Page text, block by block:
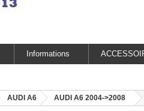
Informations
AUDI A6 AUDI A6 2004->2008